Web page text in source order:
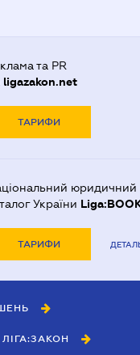
та PR
ligazakon.net
ТАРИФИ
юридичний
України
ТАРИФИ